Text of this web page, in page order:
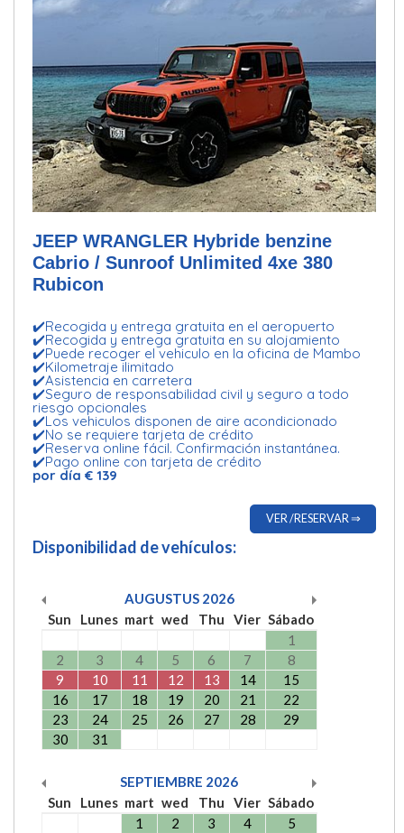
JEEP WRANGLER Hybride benzine
Cabrio / Sunroof Unlimited 4xe 380
Rubicon
✔️Recogida y entrega gratuita en el aeropuerto
✔️Recogida y entrega gratuita en su alojamiento
✔️Puede recoger el vehiculo en la oficina de Mambo
✔️Kilometraje ilimitado
✔️Asistencia en carretera
✔️Seguro de responsabilidad civil y seguro a todo
riesgo opcionales
✔️Los vehiculos disponen de aire acondicionado
✔️No se requiere tarjeta de crédito
✔️Reserva online fácil. Confirmación instantánea.
✔️Pago online con tarjeta de crédito
por día € 139
VER /RESERVAR ⇒
Disponibilidad de vehículos:
AUGUSTUS 2026
Sun
Lunes mart wed Thu Vier Sábado
1
2
3 4 5 6 7
8
9
10 11 12 13 14
15
16
17 18 19 20 21
22
23
24 25 26 27 28
29
30
31
SEPTIEMBRE 2026
Sun
Lunes mart wed Thu Vier Sábado
1
2 3 4
5